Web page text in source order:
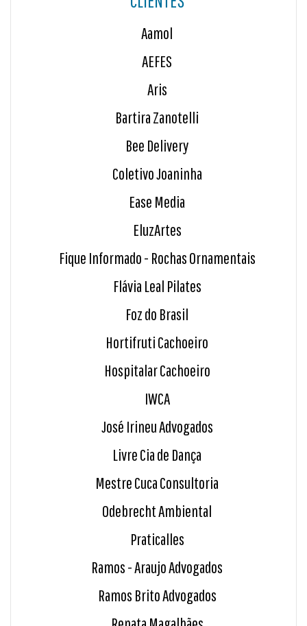
Aamol
AEFES
Aris
Bartira Zanotelli
Bee Delivery
Coletivo Joaninha
Ease Media
EluzArtes
Fique Informado - Rochas Ornamentais
Flávia Leal Pilates
Foz do Brasil
Hortifruti Cachoeiro
Hospitalar Cachoeiro
IWCA
José Irineu Advogados
Livre Cia de Dança
Mestre Cuca Consultoria
Odebrecht Ambiental
Praticalles
Ramos - Araujo Advogados
Ramos Brito Advogados